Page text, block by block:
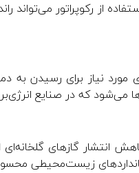
مورد نیاز برای رسیدن
که در صنایع انرژی‌بر
گازهای گلخانه‌ای
زیست‌محیطی